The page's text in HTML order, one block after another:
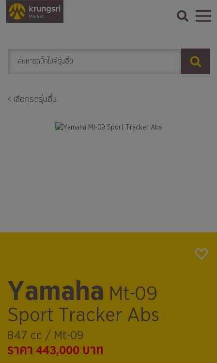
< เลือกรถรุ่นอื่น
Yamaha Mt-09
Sport Tracker Abs
847 cc / Mt-09
ราคา 443,000 บาท